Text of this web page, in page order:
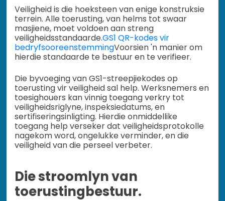
Veiligheid is die hoeksteen van enige konstruksie
terrein. Alle toerusting, van helms tot swaar
masjiene, moet voldoen aan streng
veiligheidsstandaarde.GS1 QR-kodes vir
bedryfsooreenstemmingVoorsien 'n manier om
hierdie standaarde te bestuur en te verifieer.
Die byvoeging van GS1-streepjiekodes op
toerusting vir veiligheid sal help. Werksnemers en
toesighouers kan vinnig toegang verkry tot
veiligheidsriglyne, inspeksiedatums, en
sertifiseringsinligting. Hierdie onmiddellike
toegang help verseker dat veiligheidsprotokolle
nagekom word, ongelukke verminder, en die
veiligheid van die perseel verbeter.
Die stroomlyn van
toerustingbestuur.